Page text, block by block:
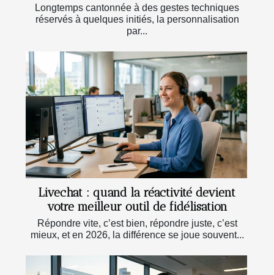
Longtemps cantonnée à des gestes techniques
réservés à quelques initiés, la personnalisation
par...
Livechat : quand la réactivité devient
votre meilleur outil de fidélisation
Répondre vite, c’est bien, répondre juste, c’est
mieux, et en 2026, la différence se joue souvent...